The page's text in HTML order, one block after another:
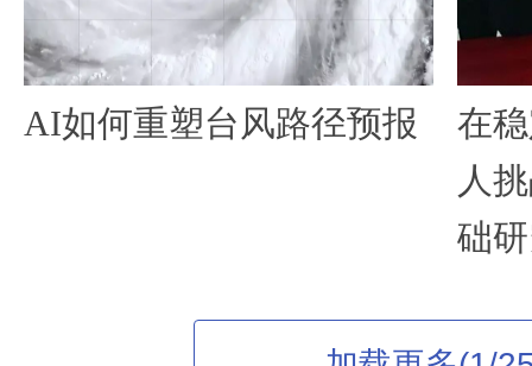
AI如何重塑台风路径预报
在
人
础